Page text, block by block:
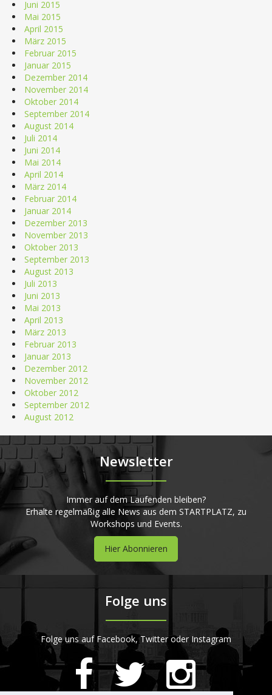
Juni 2015
Mai 2015
April 2015
März 2015
Februar 2015
Januar 2015
Dezember 2014
November 2014
Oktober 2014
September 2014
August 2014
Juli 2014
Juni 2014
Mai 2014
April 2014
März 2014
Februar 2014
Januar 2014
Dezember 2013
November 2013
Oktober 2013
September 2013
August 2013
Juli 2013
Juni 2013
Mai 2013
April 2013
März 2013
Februar 2013
Januar 2013
Dezember 2012
November 2012
Oktober 2012
September 2012
August 2012
Newsletter
Immer auf dem Laufenden bleiben?
Erhalte regelmäßig alle News aus dem STARTPLATZ, zu
Workshops und Events.
Hier Abonnieren
Folge uns
Folge uns auf Facebook, Twitter oder Instagram